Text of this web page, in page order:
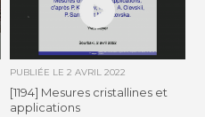
PUBLIÉE LE 2 AVRIL 2022
[1194] Mesures cristallines et
applications